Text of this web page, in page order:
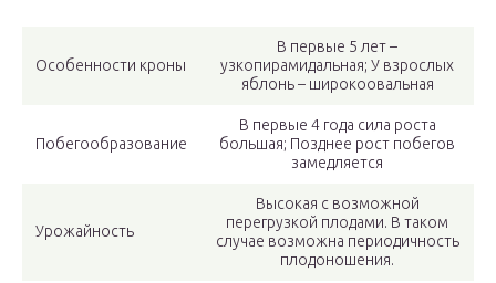
Особенности кроны
В первые 5 лет –
узкопирамидальная; У взрослых
яблонь – широкоовальная
Побегообразование
В первые 4 года сила роста
большая; Позднее рост побегов
замедляется
Урожайность
Высокая с возможной
перегрузкой плодами. В таком
случае возможна периодичность
плодоношения.